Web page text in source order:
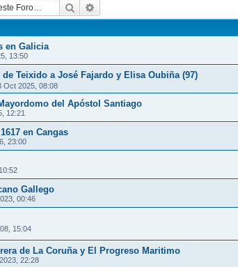
Buscar
en Galicia
13:50
de Teixido a José Fajardo y Elisa Oubiña (97)
Oct 2025, 08:08
del Apóstol Santiago
12:21
en Cangas
23:00
Gallego
00:46
15:04
de La Coruña y El Progreso Maritimo
22:28